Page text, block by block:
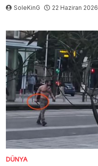
SoleKinG 22 Haziran 2026
DÜNYA